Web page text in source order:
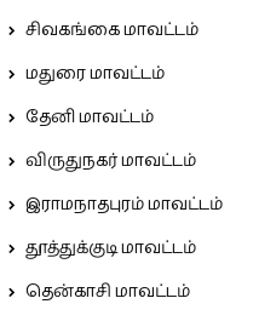
சிவகங்கை மாவட்டம்
மதுரை மாவட்டம்
தேனி மாவட்டம்
விருதுநகர் மாவட்டம்
இராமநாதபுரம் மாவட்டம்
தூத்துக்குடி மாவட்டம்
தென்காசி மாவட்டம்